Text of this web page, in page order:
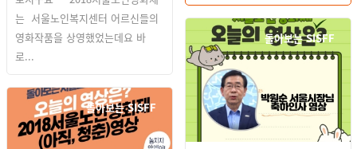
는 서울노인복지센터 어르신들의
영화작품을 상영했었는데요 바
로...
돌아보는 SISFF
돌아보는 SISFF